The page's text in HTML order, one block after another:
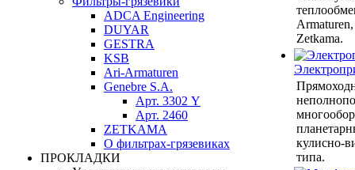
ADCA Engineering
DUYAR
GESTRA
KSB
Ari-Armaturen
Genebre S.A.
Арт. 3302 Y
Арт. 2460
ZETKAMA
О фильтрах-грязевиках
ПРОКЛАДКИ
Zetkama.
кулисно-
типа.